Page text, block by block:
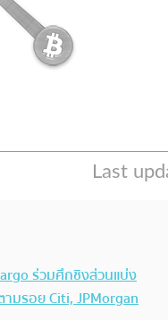
ร่วมศึกชิงส่วนแบ่ง
มรอย Citi, JPMorgan